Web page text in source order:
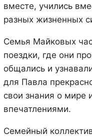
вместе, учились
разных жизненных
Семья Майковых
поездки, где они
общались и
для Павла
свои знания о мире
впечатлениями.
Семейный